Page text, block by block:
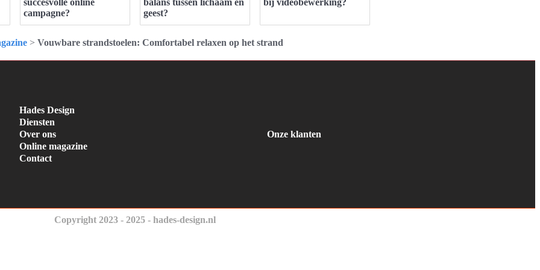
succesvolle online
campagne?
balans tussen lichaam en
geest?
bij videobewerking?
> Vouwbare strandstoelen: Comfortabel relaxen op het strand
Hades Design
Diensten
Over ons
Online magazine
Contact
Onze klanten
Copyright 2023 - 2025 - hades-design.nl